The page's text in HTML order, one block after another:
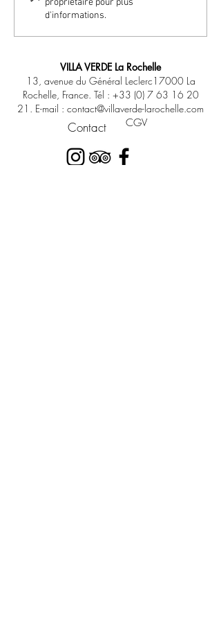
propriétaire pour plus
d'informations.
VILLA VERDE La Rochelle
13, avenue du Général Leclerc17000 La
Rochelle, France. Tél : +33 (0) 7 63 16 20
21 . E-mail : contact@villaverde-larochelle.com
Contact CGV